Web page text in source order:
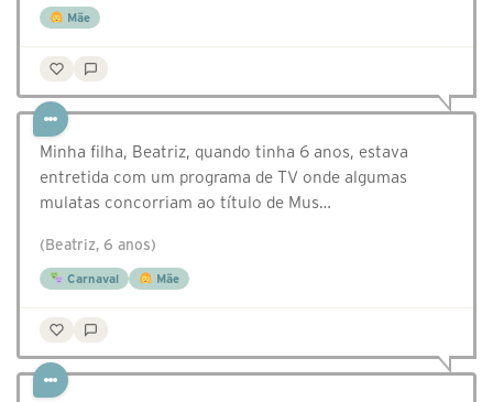
Mãe
Minha filha, Beatriz, quando tinha 6 anos, estava
entretida com um programa de TV onde algumas
mulatas concorriam ao título de Mus…
(Beatriz, 6 anos)
Carnaval Mãe